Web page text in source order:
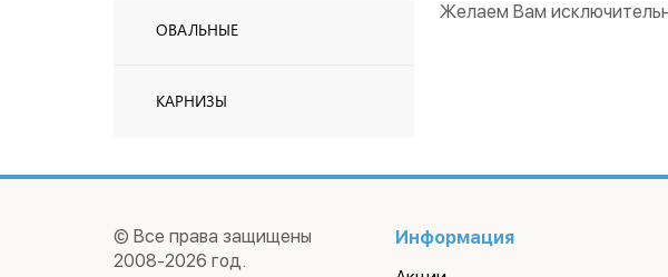
ОВАЛЬНЫЕ
КАРНИЗЫ
Желаем Вам
© Все права защищены
2008-2026 год.
Информация